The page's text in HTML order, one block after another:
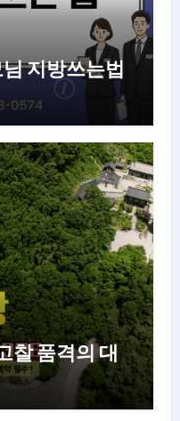
지방쓰는법
찰 품격의 대